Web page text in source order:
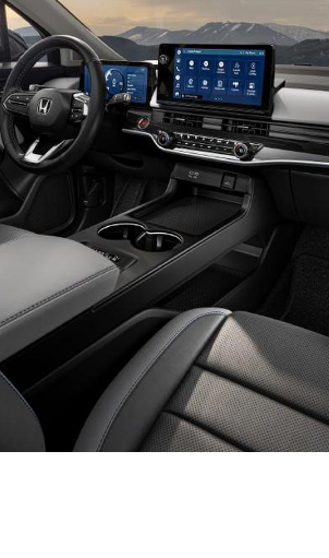
HOME
EV
電動バイク
電動キックボード
ライフスタイル
テクノロジー